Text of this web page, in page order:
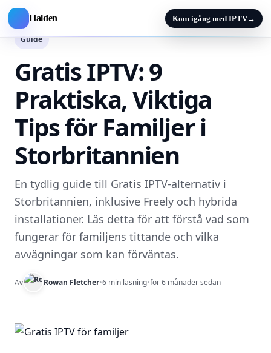
Halden Kom igång med IPTV→
Guide
Gratis IPTV: 9
Praktiska, Viktiga
Tips för Familjer i
Storbritannien
En tydlig guide till Gratis IPTV-alternativ i
Storbritannien, inklusive Freely och hybrida
installationer. Läs detta för att förstå vad som
fungerar för familjens tittande och vilka
avvägningar som kan förväntas.
Av Rowan Fletcher•6 min läsning•för 6 månader sedan